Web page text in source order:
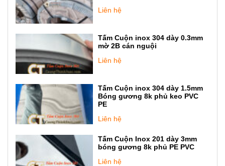
Liên hệ
Tấm Cuộn inox 304 dày 0.3mm
mờ 2B cán nguội
Liên hệ
Tấm Cuộn inox 304 dày 1.5mm
Bóng gương 8k phủ keo PVC
PE
Liên hệ
Tấm Cuộn Inox 201 dày 3mm
bóng gương 8k phủ PE PVC
Liên hệ